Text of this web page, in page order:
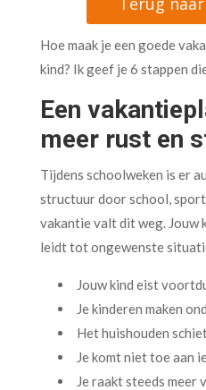
Hoe maak je een goede
kind? Ik geef je 6 stappen
Een
meer rust en
Tijdens schoolweken is er
structuur door school,
vakantie valt dit weg. Jouw
leidt tot ongewenste
Jouw kind eist
Je kinderen maken
Het huishouden
Je komt niet toe aan
Je raakt steeds meer